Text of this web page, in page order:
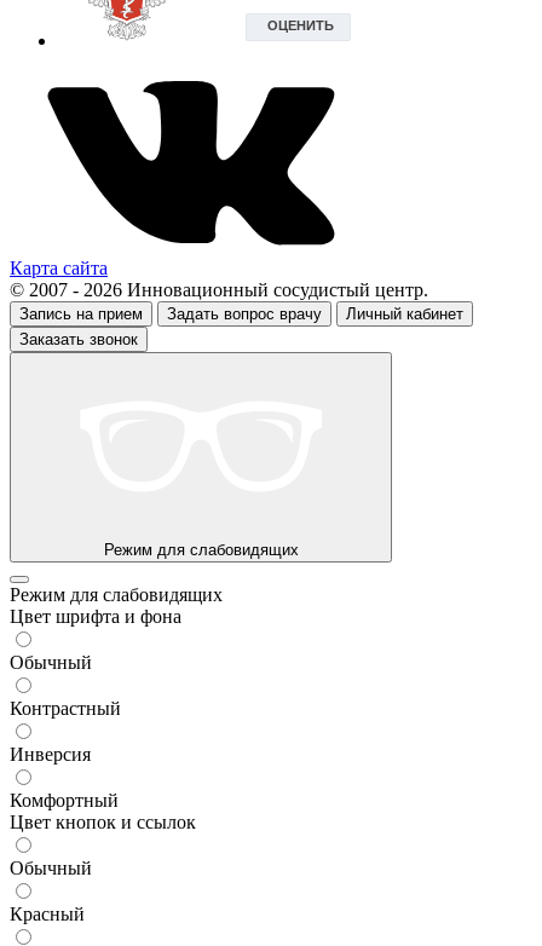
Карта сайта
© 2007 - 2026 Инновационный сосудистый центр.
Запись на прием Задать вопрос врачу
Личный кабинет
Заказать звонок
Режим для слабовидящих
Режим для слабовидящих
Цвет шрифта и фона
Обычный
Контрастный
Инверсия
Комфортный
Цвет кнопок и ссылок
Обычный
Красный